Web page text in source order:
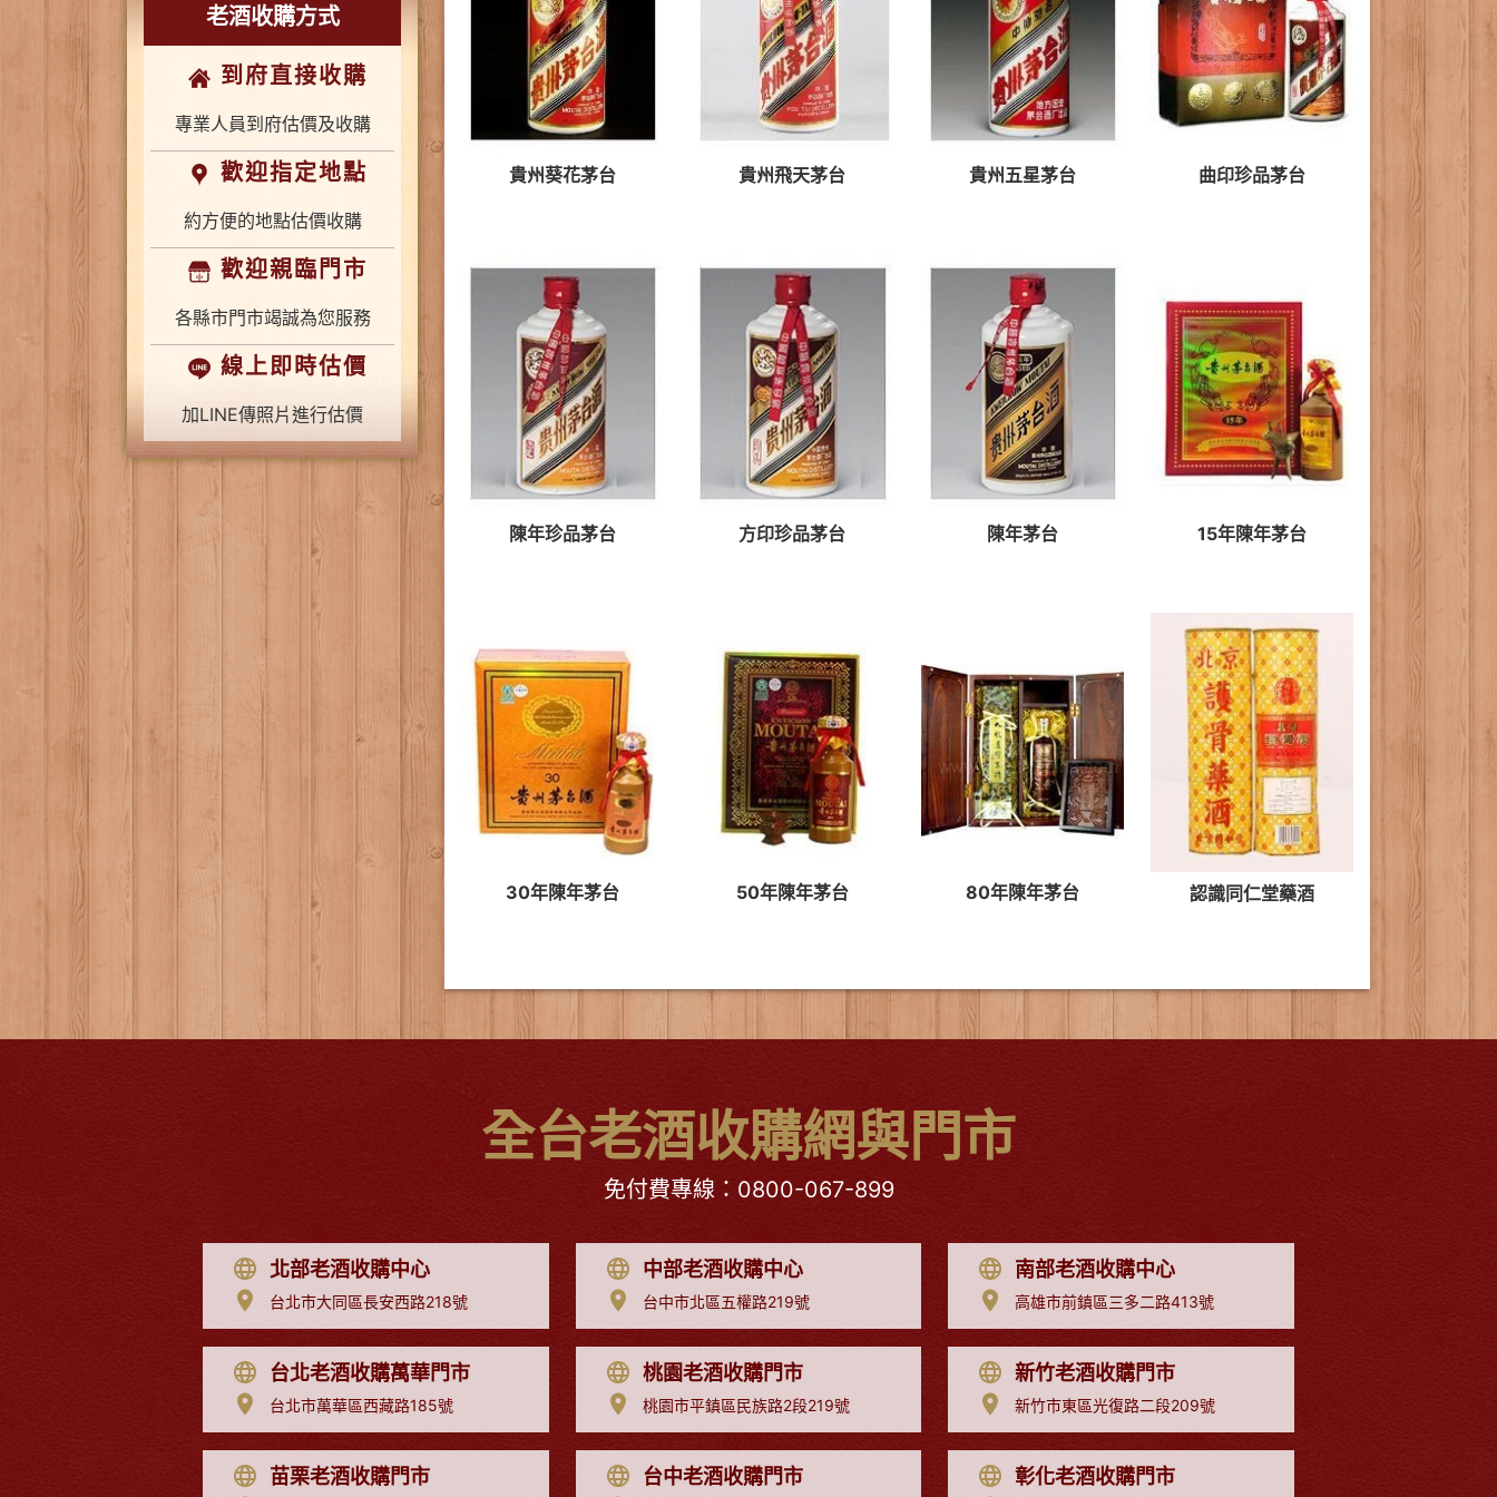
貴州葵花茅台 貴州飛天茅台 貴州五星茅台 曲印珍品茅台
陳年珍品茅台 方印珍品茅台 陳年茅台 15年陳年茅台
30年陳年茅台 50年陳年茅台 80年陳年茅台 認識同仁堂藥酒
老酒收購方式
到府直接收購
專業人員到府估價及收購
歡迎指定地點
約方便的地點估價收購
歡迎親臨門市
各縣市門市竭誠為您服務
線上即時估價
加LINE傳照片進行估價
全台老酒收購網與門市
免付費專線： 0800-067-899
北部老酒收購中心
台北市大同區長安西路218號
中部老酒收購中心
台中市北區五權路219號
南部老酒收購中心
高雄市前鎮區三多二路413號
台北老酒收購萬華門市
台北市萬華區西藏路185號
桃園老酒收購門市
桃園市平鎮區民族路2段219號
新竹老酒收購門市
新竹市東區光復路二段209號
苗栗老酒收購門市 台中老酒收購門市 彰化老酒收購門市